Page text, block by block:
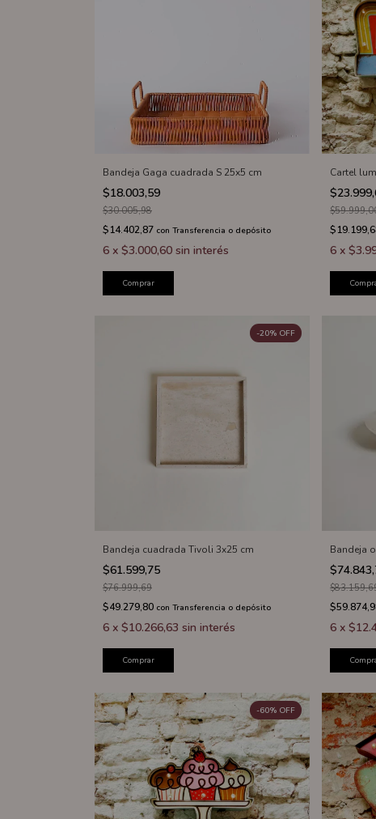
Bandeja Gaga cuadrada S 25x5 cm
$18.003,59
$30.005,98
$14.402,87 con Transferencia o depósito
6 x $3.000,60 sin interés
Comprar
Cartel
6 x
Bandeja cuadrada Tivoli 3x25 cm
$61.599,75
-20% OFF
$76.999,69
$49.279,80 con Transferencia o depósito
6 x $10.266,63 sin interés
Comprar
Bandeja
6 x
-60% OFF